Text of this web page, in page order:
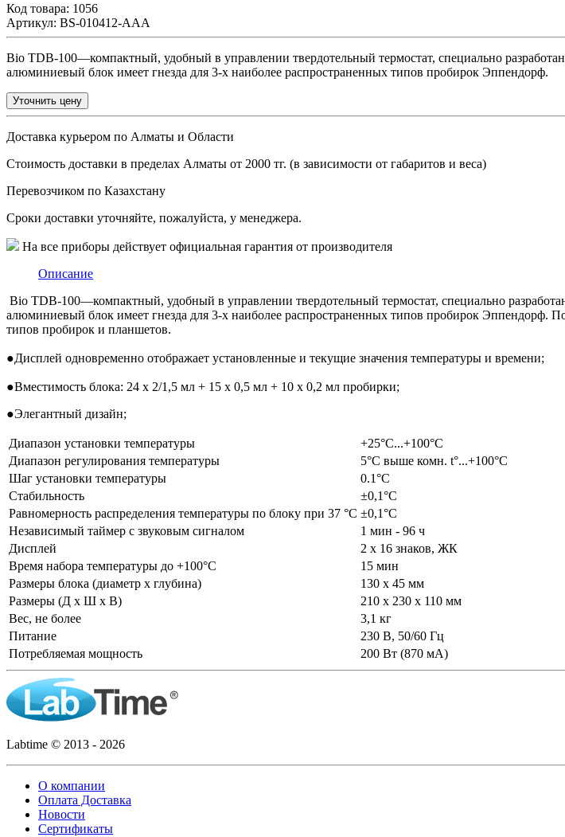
Код товара: 1056
Артикул: BS-010412-AAA
Bio TDB-100—компактный, удобный в управлении твердотельный термостат, специально
алюминиевый блок имеет гнезда для 3-х наиболее распространенных типов пробирок Эппендорф.
Уточнить цену
Доставка курьером по Алматы и Области
Стоимость доставки в пределах Алматы от 2000 тг. (в зависимости от габаритов и веса)
Перевозчиком по Казахстану
Сроки доставки уточняйте, пожалуйста, у менеджера.
На все приборы действует официальная гарантия от производителя
Описание
Bio TDB-100—компактный, удобный в управлении твердотельный термостат, специально
алюминиевый блок имеет гнезда для 3-х наиболее распространенных типов пробирок Эппендорф.
типов пробирок и планшетов.
●Дисплей одновременно отображает установленные и текущие значения температуры и времени;
●Вместимость блока: 24 x 2/1,5 мл + 15 x 0,5 мл + 10 x 0,2 мл пробирки;
●Элегантный дизайн;
Диапазон установки температуры
+25°C...+100°C
Диапазон регулирования температуры
5°C выше комн. t°...+100°C
Шаг установки температуры
0.1°C
Стабильность
±0,1°C
Равномерность распределения температуры по блоку при 37 °C ±0,1°C
Независимый таймер с звуковым сигналом
1 мин - 96 ч
Дисплей
2 x 16 знаков, ЖК
Время набора температуры до +100°C
15 мин
Размеры блока (диаметр x глубина)
130 x 45 мм
Размеры (Д x Ш x В)
210 x 230 x 110 мм
Вес, не более
3,1 кг
Питание
230 В, 50/60 Гц
Потребляемая мощность
200 Вт (870 мА)
Labtime © 2013 - 2026
О компании
Оплата Доставка
Новости
Сертификаты